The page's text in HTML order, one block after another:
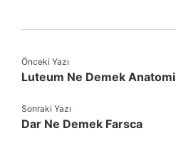
Önceki Yazı
Luteum Ne Demek Anatomi
Sonraki Yazı
Dar Ne Demek Farsca